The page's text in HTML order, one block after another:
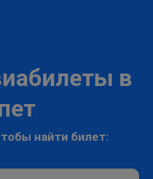
в
найти билет: